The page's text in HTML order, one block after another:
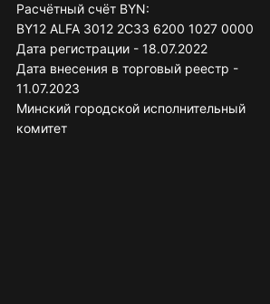
Расчётный счёт BYN:
BY12 ALFA 3012 2C33 6200 1027 0000
Дата регистрации - 18.07.2022
Дата внесения в торговый реестр -
11.07.2023
Минский городской исполнительный
комитет